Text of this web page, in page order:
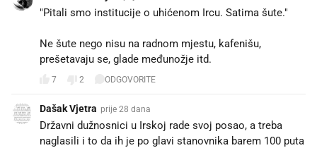
"Pitali smo institucije o uhićenom Ircu. Satima šute."
Ne šute nego nisu na radnom mjestu, kafenišu,
prešetavaju se, glade međunožje itd.
7 2 ODGOVORITE
Dašak Vjetra prije 28 dana
Državni dužnosnici u Irskoj rade svoj posao, a treba
naglasili i to da ih je po glavi stanovnika barem 100 puta